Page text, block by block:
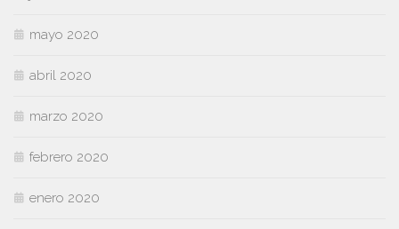
mayo 2020
abril 2020
marzo 2020
febrero 2020
enero 2020